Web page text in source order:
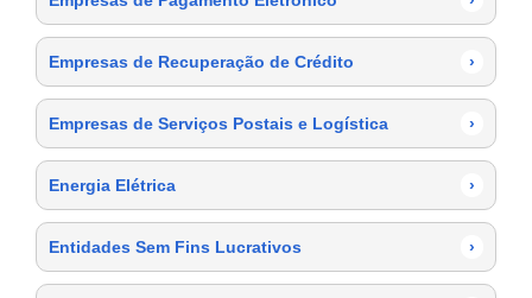
Empresas de Recuperação de Crédito ›
Empresas de Serviços Postais e Logística ›
Energia Elétrica ›
Entidades Sem Fins Lucrativos ›